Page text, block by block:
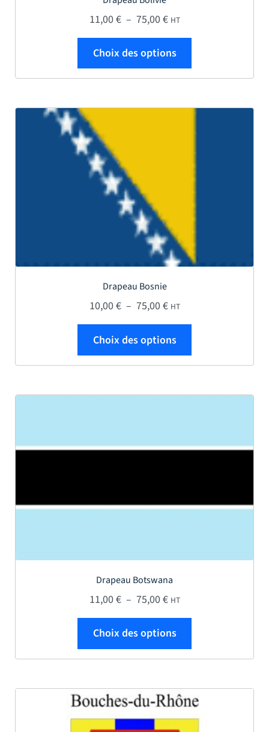
11,00€ – 75,00€Plage de prix : 11,00 €
HT
Choix des options
Drapeau Bosnie
10,00€ – 75,00€Plage de prix : 10,00 €
HT
Choix des options
Drapeau Botswana
11,00€ – 75,00€Plage de prix : 11,00 €
HT
Choix des options